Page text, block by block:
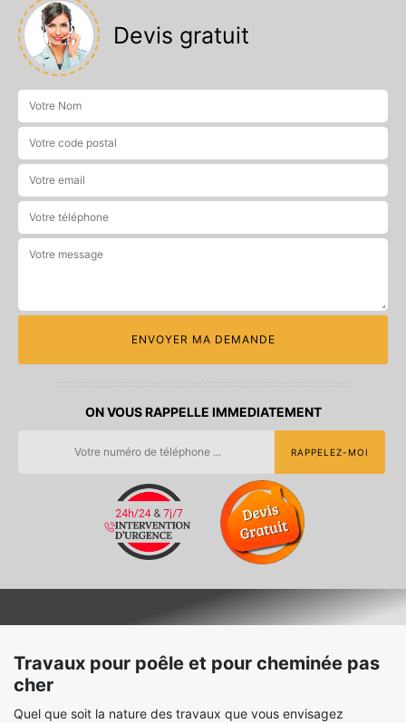
Devis gratuit
ON VOUS RAPPELLE IMMEDIATEMENT
Travaux pour poêle et pour cheminée pas
cher
Quel que soit la nature des travaux que vous envisagez